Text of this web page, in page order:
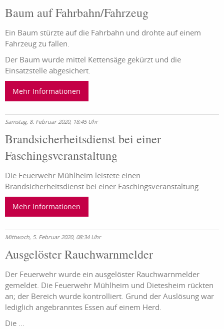
Baum auf Fahrbahn/Fahrzeug
Ein Baum stürzte auf die Fahrbahn und drohte auf einem
Fahrzeug zu fallen.
Der Baum wurde mittel Kettensäge gekürzt und die
Einsatzstelle abgesichert.
Mehr Informationen
Samstag, 8. Februar 2020, 18:45 Uhr
Brandsicherheitsdienst bei einer
Faschingsveranstaltung
Die Feuerwehr Mühlheim leistete einen
Brandsicherheitsdienst bei einer Faschingsveranstaltung.
Mehr Informationen
Mittwoch, 5. Februar 2020, 08:34 Uhr
Ausgelöster Rauchwarnmelder
Der Feuerwehr wurde ein ausgelöster Rauchwarnmelder
gemeldet. Die Feuerwehr Mühlheim und Dietesheim rückten
an; der Bereich wurde kontrolliert. Grund der Auslösung war
lediglich angebranntes Essen auf einem Herd.
Die ...